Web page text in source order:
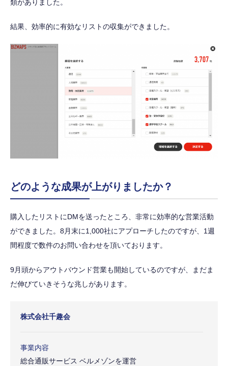
類がありました。
結果、効率的に有効なリストの収集ができました。
どのような成果が上がりましたか？
購入したリストにDMを送ったところ、非常に効率的な営業活動
ができました。8月末に1,000社にアプローチしたのですが、1週
間程度で数件のお問い合わせを頂いております。
9月頭からアウトバウンド営業も開始しているのですが、まだま
だ伸びていきそうな兆しがあります。
株式会社千趣会
事業内容
総合通販サービス ベルメゾンを運営